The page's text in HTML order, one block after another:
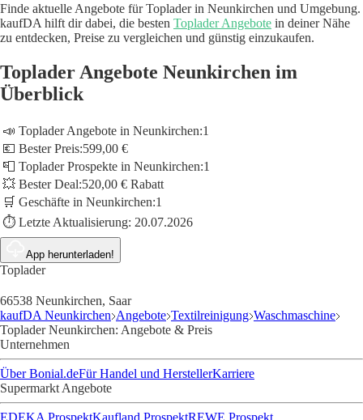
Finde aktuelle Angebote für Toplader in Neunkirchen und Umgebung.
kaufDA hilft dir dabei, die besten Toplader Angebote in deiner Nähe
zu entdecken, Preise zu vergleichen und günstig einzukaufen.
Toplader Angebote Neunkirchen im
Überblick
📣 Toplader Angebote in Neunkirchen:1
💶 Bester Preis:599,00 €
📮 Toplader Prospekte in Neunkirchen:1
💥 Bester Deal:520,00 € Rabatt
🛒 Geschäfte in Neunkirchen:1
⏱️ Letzte Aktualisierung: 20.07.2026
App herunterladen!
Toplader
66538 Neunkirchen, Saar
kaufDA Neunkirchen Angebote Textilreinigung Waschmaschine
Toplader Neunkirchen: Angebote & Preis
Unternehmen
Über Bonial.deFür Handel und HerstellerKarriere
Supermarkt Angebote
EDEKA ProspektKaufland ProspektREWE Prospekt